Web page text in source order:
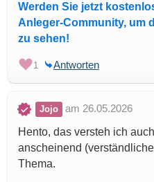
Werden Sie jetzt
Anleger-Community, um
zu sehen!
1 Antworten
Jojo
am 26.05.2026
Hento, das versteh ich
anscheinend
Thema.